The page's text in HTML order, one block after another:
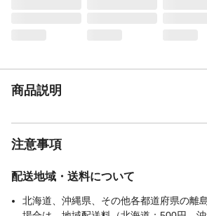
商品説明
注意事項
配送地域・送料について
北海道、沖縄県、その他各都道府県の離